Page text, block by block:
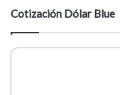
Cotización Dólar Blue